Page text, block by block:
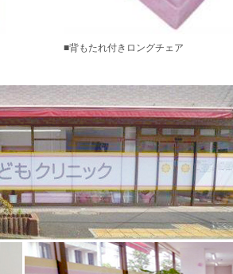
■背もたれ付きロングチェア